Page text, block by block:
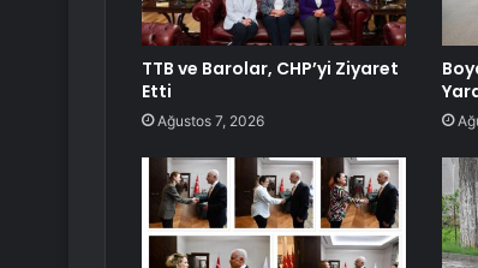
TTB ve Barolar, CHP’yi Ziyaret
Etti
Ağustos 7, 2026